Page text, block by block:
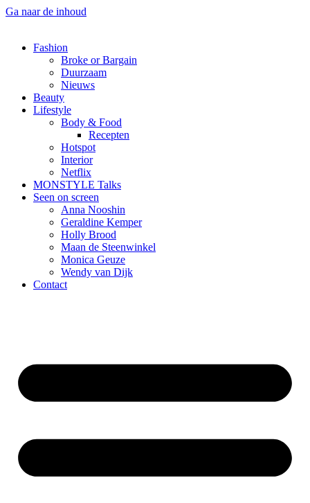
Ga naar de inhoud
Fashion
Broke or Bargain
Duurzaam
Nieuws
Beauty
Lifestyle
Body & Food
Recepten
Hotspot
Interior
Netflix
MONSTYLE Talks
Seen on screen
Anna Nooshin
Geraldine Kemper
Holly Brood
Maan de Steenwinkel
Monica Geuze
Wendy van Dijk
Contact